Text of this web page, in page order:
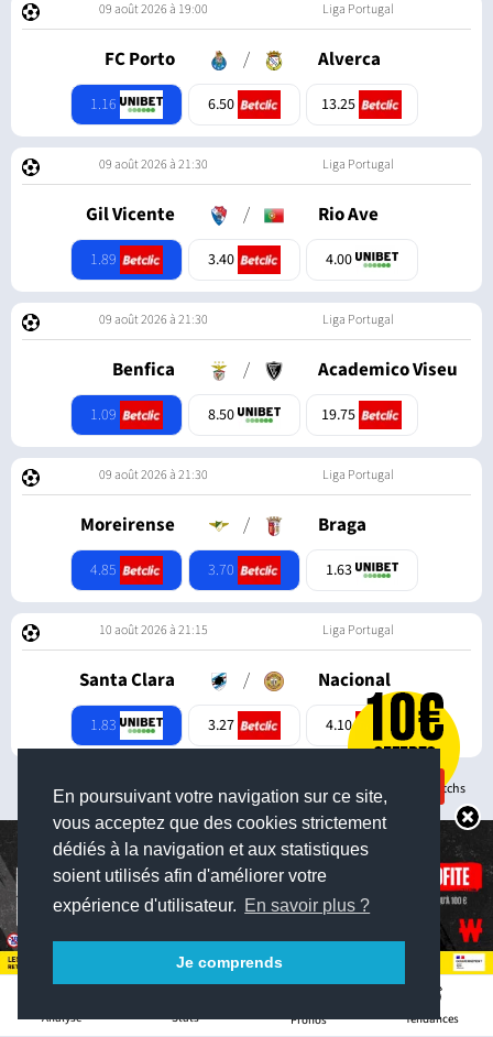
En poursuivant votre navigation sur ce site,
vous acceptez que des cookies strictement
dédiés à la navigation et aux statistiques
soient utilisés afin d'améliorer votre
expérience d'utilisateur. En savoir plus ?
Je comprends
Analyse Stats Pronos Tendances
09 août 2026 à 19:00 Liga Portugal
FC Porto / Alverca
1.16 6.50 13.25
09 août 2026 à 21:30 Liga Portugal
Gil Vicente / Rio Ave
1.89 3.40 4.00
09 août 2026 à 21:30 Liga Portugal
Benfica / Academico Viseu
1.09 8.50 19.75
09 août 2026 à 21:30 Liga Portugal
Moreirense / Braga
4.85 3.70 1.63
10 août 2026 à 21:15 Liga Portugal
Santa Clara / Nacional
1.83 3.27 4.10
> Voir tous les matchs
Ruedesjoueurs